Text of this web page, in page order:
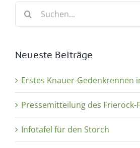
Suche
Neueste Beiträge
Erstes Knauer-Gedenkrennen
Pressemitteilung des Frierock-
Infotafel für den Storch